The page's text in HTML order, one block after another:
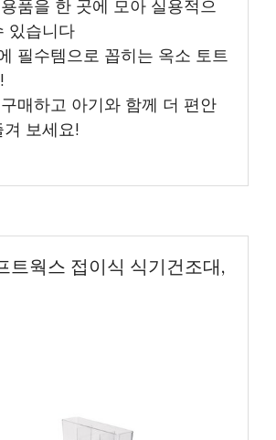
품을 한 곳에 모아 실용적으
있습니다
필수템으로 꼽히는 옥소 토트
매하고 아기와 함께 더 편안
보세요!
트웍스 접이식 식기건조대,